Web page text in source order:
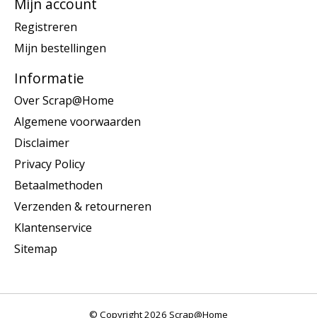
Mijn account
Registreren
Mijn bestellingen
Informatie
Over Scrap@Home
Algemene voorwaarden
Disclaimer
Privacy Policy
Betaalmethoden
Verzenden & retourneren
Klantenservice
Sitemap
© Copyright 2026 Scrap@Home